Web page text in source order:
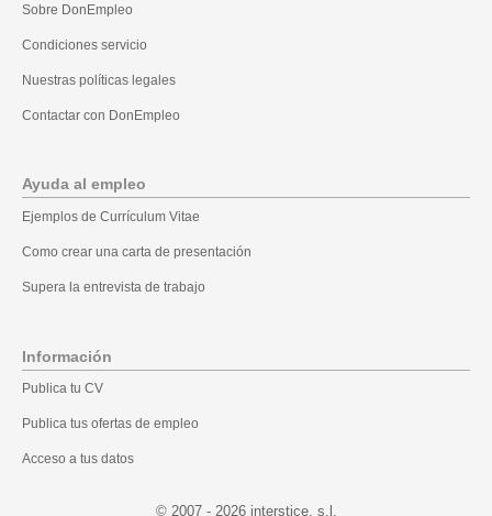
Sobre DonEmpleo
Condiciones servicio
Nuestras políticas legales
Contactar con DonEmpleo
Ayuda al empleo
Ejemplos de Currículum Vitae
Como crear una carta de presentación
Supera la entrevista de trabajo
Información
Publica tu CV
Publica tus ofertas de empleo
Acceso a tus datos
© 2007 - 2026 .l.s ,ecitsretni